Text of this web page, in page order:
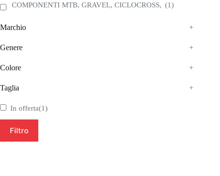
COMPONENTI MTB, GRAVEL, CICLOCROSS, (1)
Marchio +
Genere +
Colore +
Taglia +
In offerta(1)
Filtro